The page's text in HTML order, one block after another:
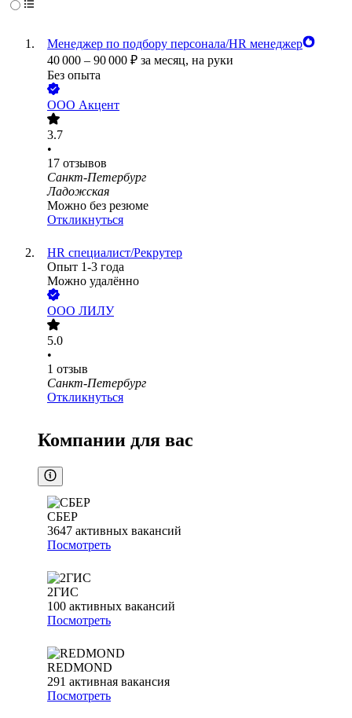
Менеджер по подбору персонала/HR менеджер
40 000 – 90 000 ₽ за месяц, на руки
Без опыта
ООО Акцент
3.7
•
17 отзывов
Санкт-Петербург
Ладожская
Можно без резюме
Откликнуться
HR специалист/Рекрутер
Опыт 1-3 года
Можно удалённо
ООО ЛИЛУ
5.0
•
1 отзыв
Санкт-Петербург
Откликнуться
Компании для вас
СБЕР
3647 активных вакансий
Посмотреть
2ГИС
100 активных вакансий
Посмотреть
REDMOND
291 активная вакансия
Посмотреть